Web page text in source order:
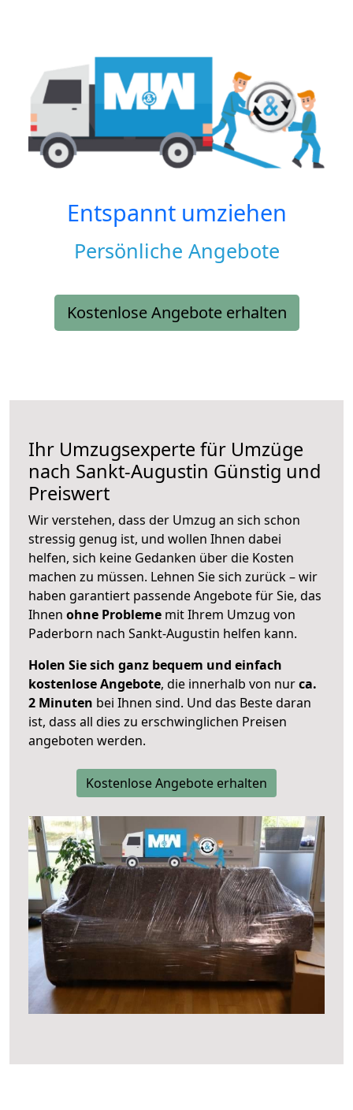
Entspannt umziehen
Persönliche Angebote
Kostenlose Angebote erhalten
Ihr Umzugsexperte für Umzüge
nach Sankt-Augustin Günstig und
Preiswert
Wir verstehen, dass der Umzug an sich schon
stressig genug ist, und wollen Ihnen dabei
helfen, sich keine Gedanken über die Kosten
machen zu müssen. Lehnen Sie sich zurück – wir
haben garantiert passende Angebote für Sie, das
Ihnen ohne Probleme mit Ihrem Umzug von
Paderborn nach Sankt-Augustin helfen kann.
Holen Sie sich ganz bequem und einfach
kostenlose Angebote, die innerhalb von nurca.
2 Minuten bei Ihnen sind. Und das Beste daran
ist, dass all dies zu erschwinglichen Preisen
angeboten werden.
Kostenlose Angebote erhalten